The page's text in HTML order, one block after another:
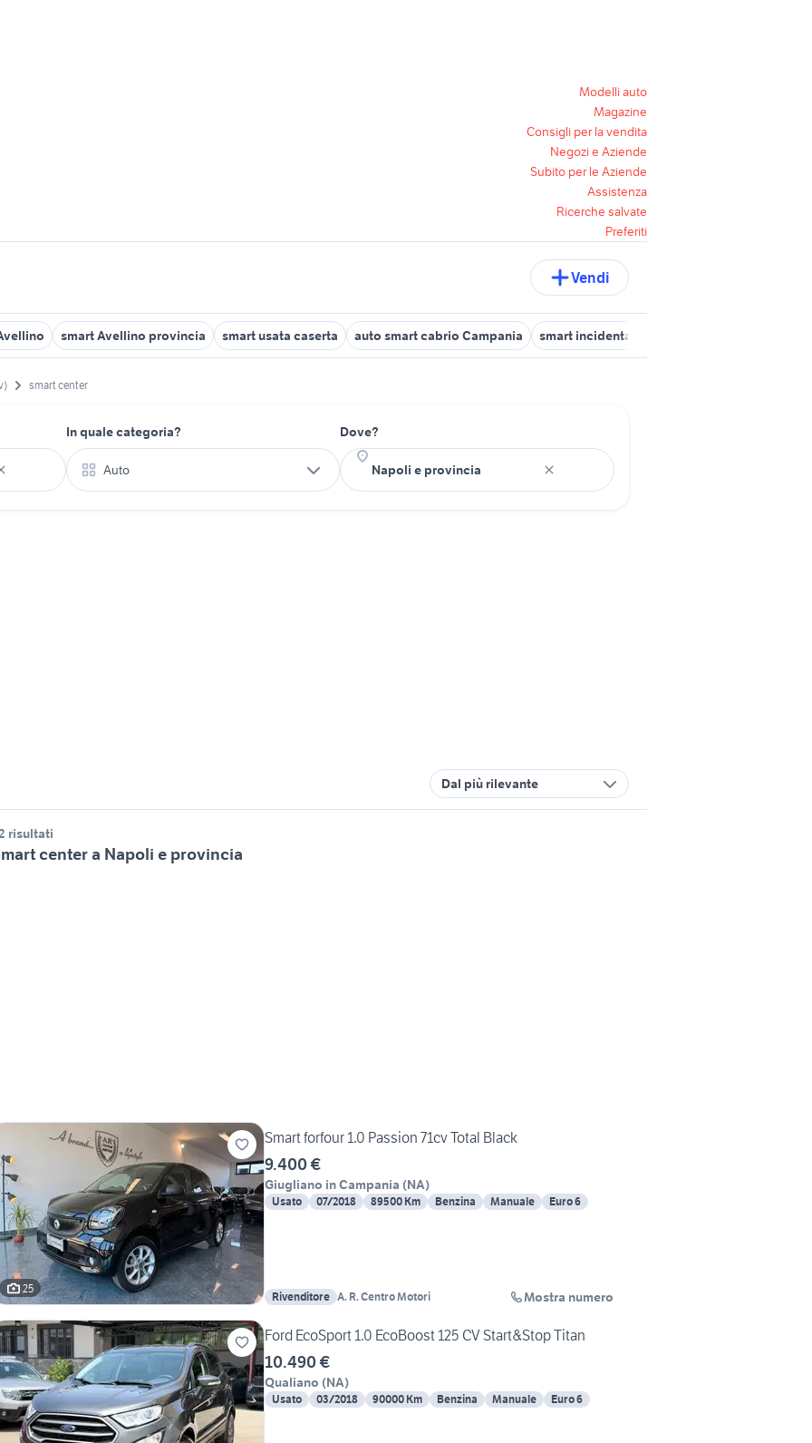
Modelli auto
Magazine
Consigli per la vendita
Negozi e Aziende
Subito per le Aziende
Assistenza
Ricerche salvate
Preferiti
Vendi
smart Avellino provincia smart usata caserta auto smart cabrio Campania smart incidentate auto Campania
smart center
In quale categoria?
Auto
Dove?
Dal più rilevante
risultati
center a Napoli e provincia
25
Smart forfour 1.0 Passion 71cv Total Black
9.400 €
Giugliano in Campania (NA)
Usato 07/2018 89500 Km Benzina Manuale Euro 6
Rivenditore A. R. Centro Motori Mostra numero
Ford EcoSport 1.0 EcoBoost 125 CV Start&Stop Titan
10.490 €
Qualiano (NA)
Usato 03/2018 90000 Km Benzina Manuale Euro 6